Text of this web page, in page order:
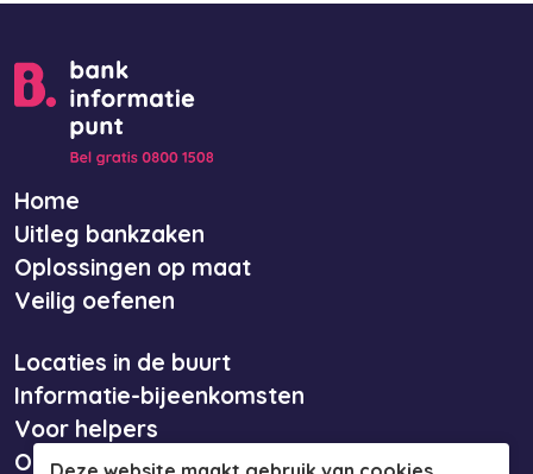
Home
Uitleg bankzaken
Oplossingen op maat
Veilig oefenen
Locaties in de buurt
Informatie-bijeenkomsten
Voor helpers
Over ons